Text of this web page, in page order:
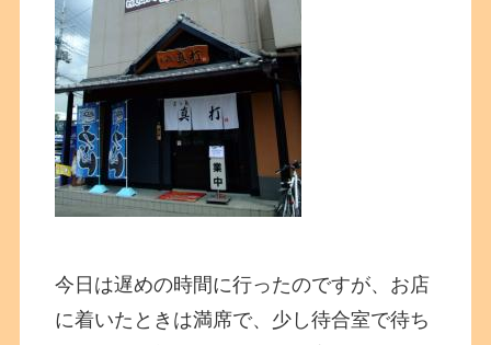
今日は遅めの時間に行ったのですが、お店
に着いたときは満席で、少し待合室で待ち